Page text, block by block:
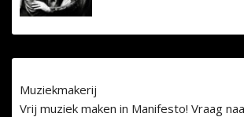
Muziekmakerij
Vrij muziek maken in Manifesto! Vraag